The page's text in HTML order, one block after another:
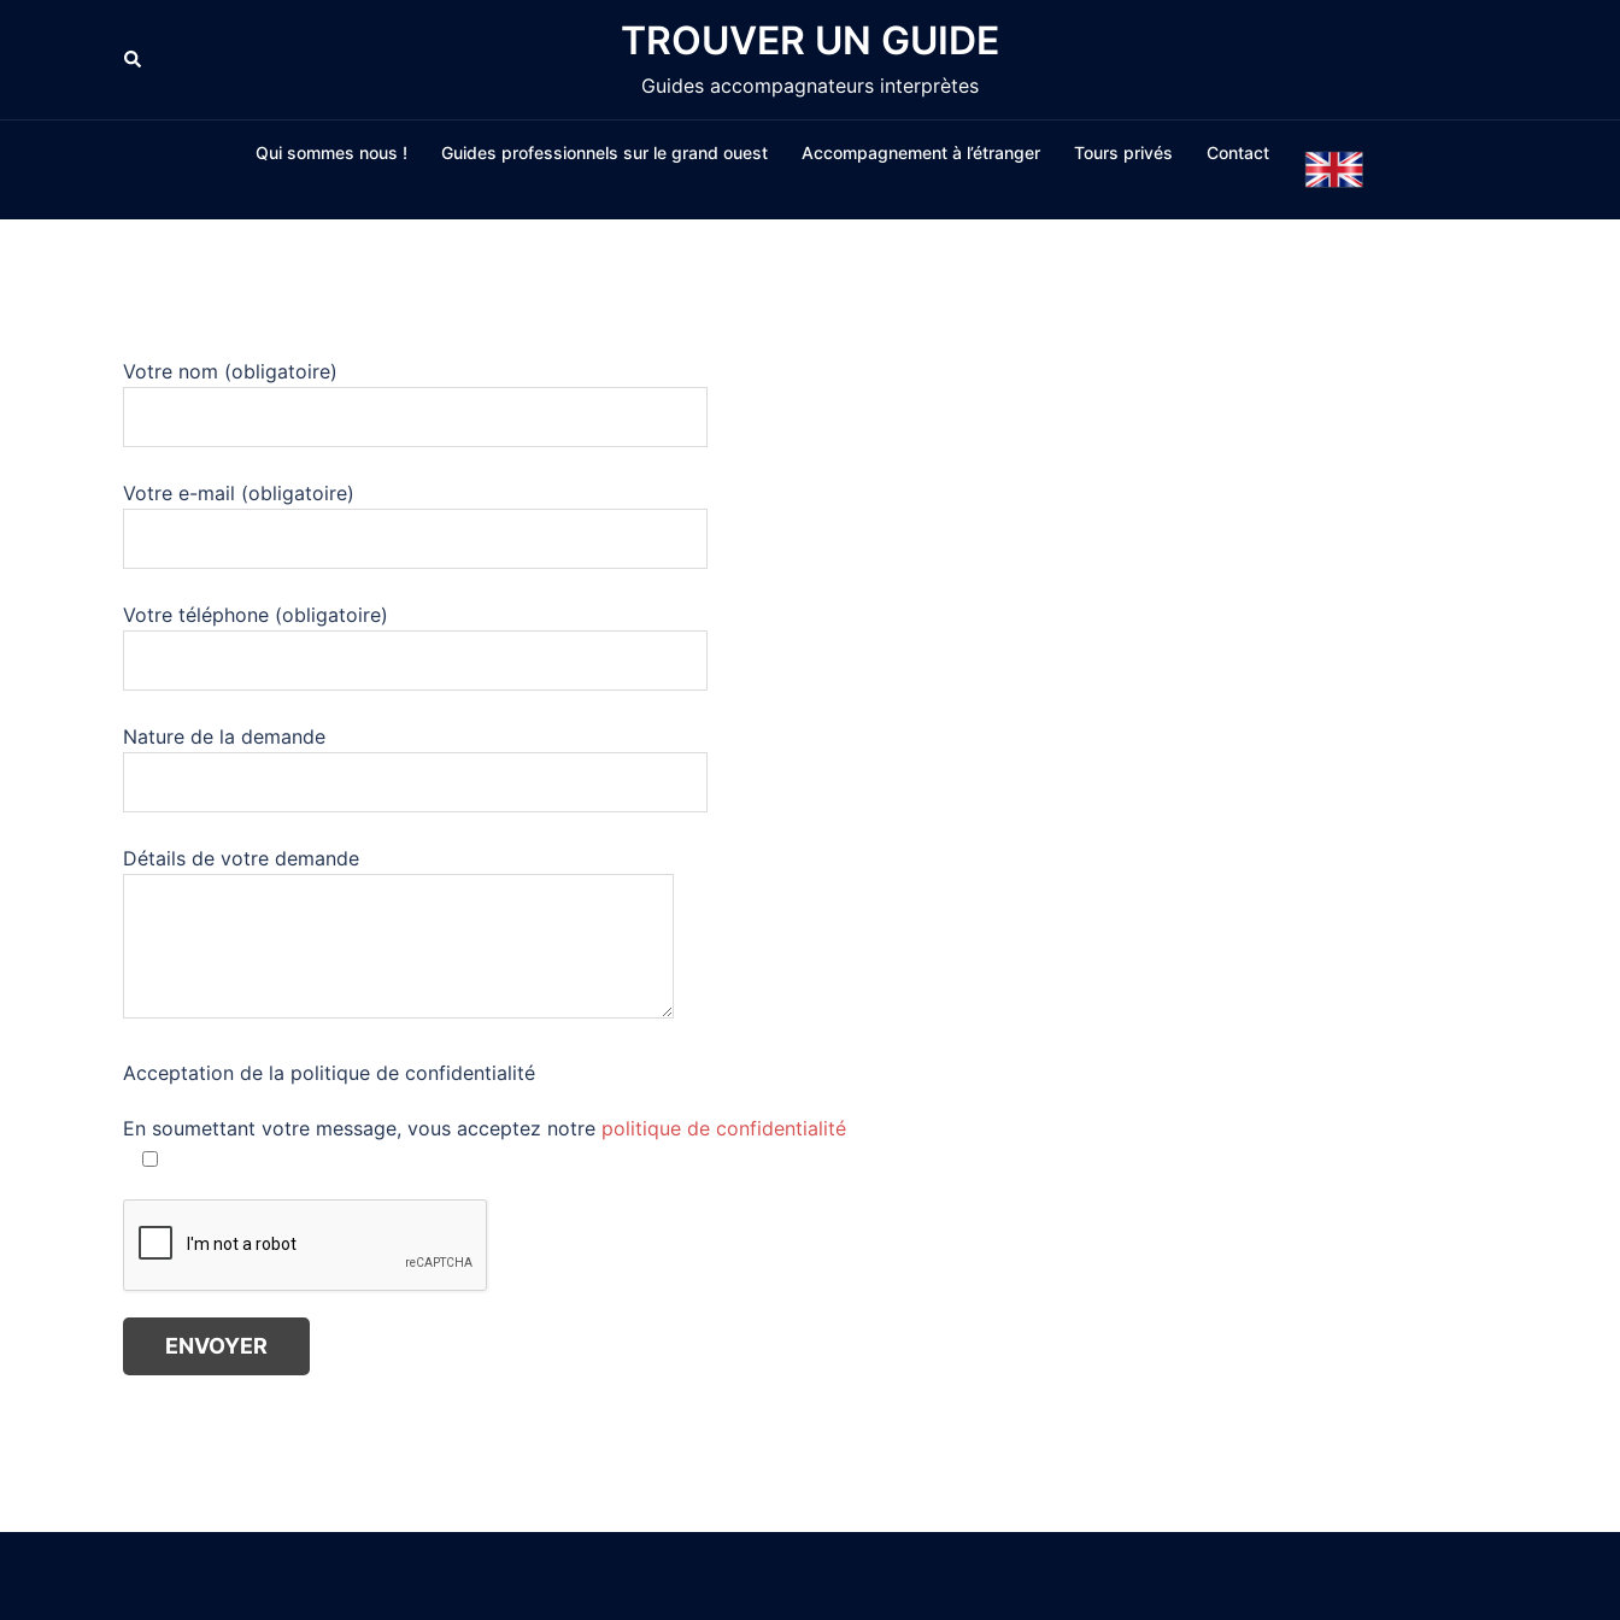
Rechercher TROUVER UN GUIDE
Guides accompagnateurs interprètes
Qui sommes nous ! Guides professionnels sur le grand ouest Accompagnement à l’étranger Tours privés Contact
Votre nom (obligatoire)
Votre e-mail (obligatoire)
Votre téléphone (obligatoire)
Nature de la demande
Détails de votre demande
Acceptation de la politique de confidentialité
En soumettant votre message, vous acceptez notre politique de confidentialité